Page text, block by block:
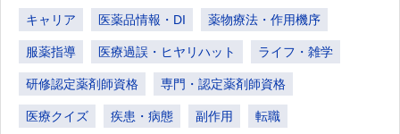
キャリア 医薬品情報・DI 薬物療法・作用機序
服薬指導 医療過誤・ヒヤリハット ライフ・雑学
研修認定薬剤師資格 専門・認定薬剤師資格
医療クイズ 疾患・病態 副作用 転職